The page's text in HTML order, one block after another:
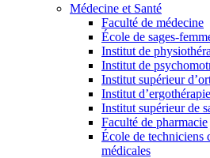
Médecine et Santé
Faculté de médecine
École de sages-
Institut de
Institut de
Institut supérieur
Institut d’ergothérapie
Institut supérieur de
Faculté de pharmacie
École de techniciens
médicales